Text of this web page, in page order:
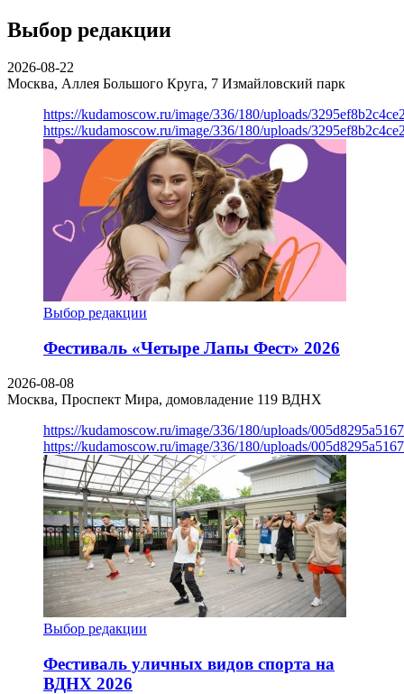
Выбор редакции
2026-08-22
Москва, Аллея Большого Круга, 7 Измайловский парк
https://kudamoscow.ru/image/336/180/uploads/
https://kudamoscow.ru/image/336/180/uploads/
Выбор редакции
Фестиваль «Четыре Лапы Фест» 2026
2026-08-08
Москва, Проспект Мира, домовладение 119 ВДНХ
https://kudamoscow.ru/image/336/180/uploads/
https://kudamoscow.ru/image/336/180/uploads/
Выбор редакции
Фестиваль уличных видов спорта на
ВДНХ 2026